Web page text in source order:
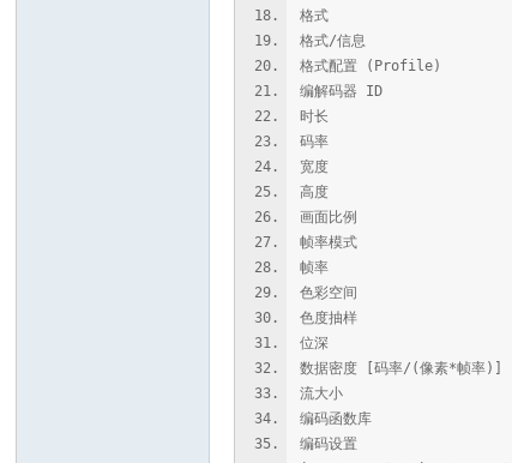
格式 :
格式/信息 :
格式配置 (Profile) :
编解码器 ID :
时长 : 1
码率 :
宽度 : 3
高度 : 2
画面比例
帧率模式 : 恒
帧率 :
色彩空间
色度抽样 :
位深 :
数据密度 [码率/(像
流大小 :
编码函数库 : x265
编码设置 :